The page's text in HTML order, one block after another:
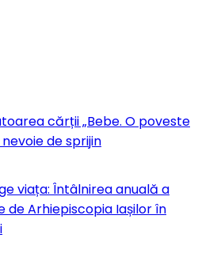
cărții „Bebe. O poveste
de sprijin
viața: Întâlnirea anuală a
de Arhiepiscopia Iașilor în